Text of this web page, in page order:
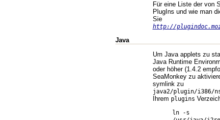
Für eine Liste der von
PlugIns und wie man
Sie
http://
Java
Um Java applets zu
Java Runtime
oder höher (1.4.2
SeaMonkey zu
symlink zu
java2/plugin/i386/
Ihrem plugins
ln -s